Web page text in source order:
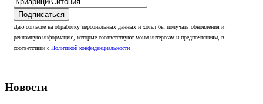
Подписаться
Даю согласие на обработку персональных данных и хотел бы получать обновления и
рекламную информацию, которые соответствуют моим интересам и предпочтениям, в
соответствии с Политикой конфиденциальности
Новости